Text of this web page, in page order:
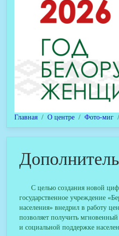
Главная О центре Фото-миг
С целью создания новой
государственное учреждение
населения» внедрил в работу
позволяет получить
и социальной поддержке